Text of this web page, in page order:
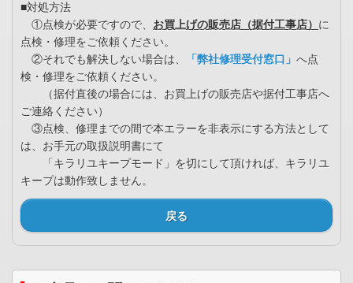
■対処方法
①点検が必要ですので、 お買上げの販売店（据付工事店） に
点検・修理をご依頼ください。
②それでも解決しない場合は、
「弊社修理受付窓口」 へ点
検・修理をご依頼ください。
（据付直後の場合には、お買上げの販売店や据付工事店へ
ご連絡ください）
③点検、修理までの間で本エラーを非表示にする方法として
は、お手元の取扱説明書にて
「キラリユキープモード」を切にして頂ければ、キラリユ
キープは動作致しません。
戻る